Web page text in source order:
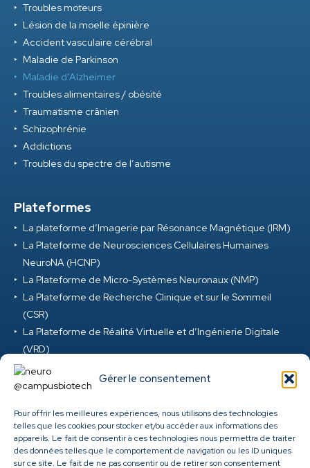
Gérer le consentement
Pour offrir les meilleures expériences, nous utilisons des technologies
telles que les cookies pour stocker et/ou accéder aux informations des
appareils. Le fait de consentir à ces technologies nous permettra de traiter
des données telles que le comportement de navigation ou les ID uniques
sur ce site. Le fait de ne pas consentir ou de retirer son consentement
Troubles moteurs
Lésion de la moelle épinière
Accident vasculaire cérébral
Maladie de Parkinson
Maladie d’Alzheimer
Troubles alimentaires / obésité
Traumatisme crânien
Schizophrénie
Addictions
Troubles du spectre de l’autisme
Plateformes
La plateforme d’Imagerie par Résonance Magnétique (IRM)
La Plateforme de Neurosciences Cellulaires Humaines
NeuroNA (HCNP)
La Plateforme de Micro-Systèmes Neuronaux (NMP)
La Plateforme de Recherche Clinique et sur le Sommeil
(CSR)
La Plateforme de Réalité Virtuelle et d’Ingénierie Digitale
(VRD)
La Plateforme de Neurosciences Précliniques (PNP)
La Plateforme M-EEG et Neuromod (MEG) au Campus
Clinique ambulatoire de santé cérébrale et mentale des
HUG
Genome Center